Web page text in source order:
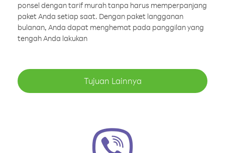
ponsel dengan tarif murah tanpa harus memperpanjang
paket Anda setiap saat. Dengan paket langganan
bulanan, Anda dapat menghemat pada panggilan yang
tengah Anda lakukan
Tujuan Lainnya